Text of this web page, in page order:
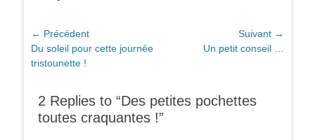
Navigation
de
l’article
← Précédent
Article
précédent :
Du soleil pour cette journée
tristounette !
Suivant →
Un petit conseil …
2 Replies to “Des petites pochettes
toutes craquantes !”